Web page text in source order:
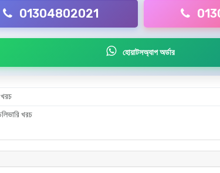
01304802021
হোয়াটসঅ্যাপ অর্ডার
খরচ
খরচ